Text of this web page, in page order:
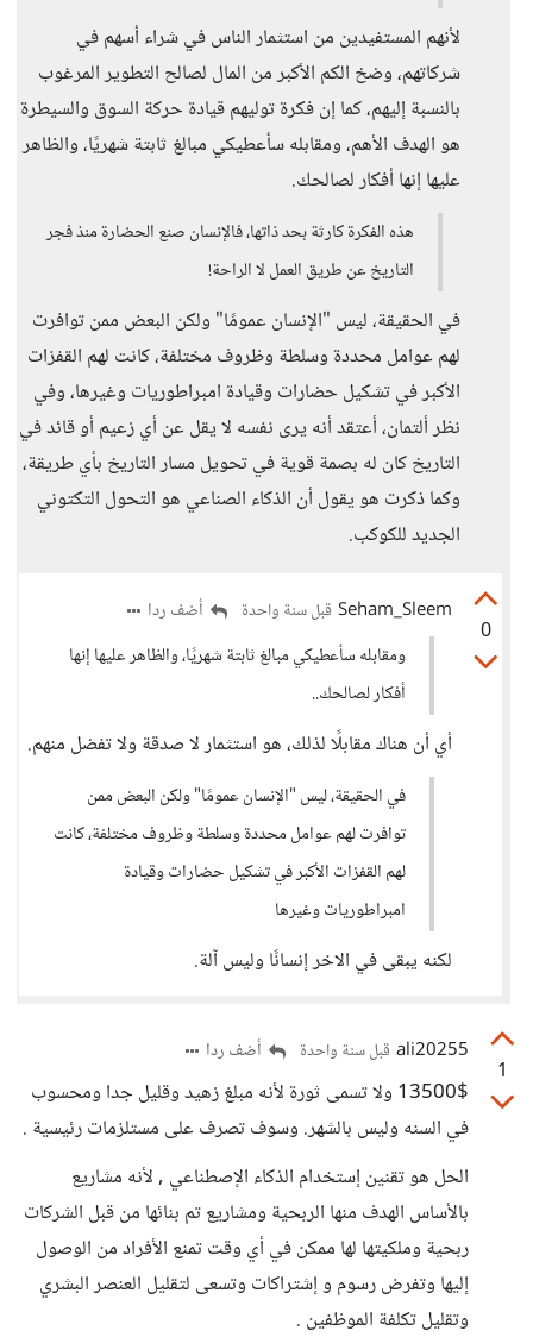
لأنهم المستفيدين من استثمار الناس في شراء أسهم في
شركاتهم، وضخ الكم الأكبر من المال لصالح التطوير المرغوب
بالنسبة إليهم، كما إن فكرة توليهم قيادة حركة السوق والسيطرة
هو الهدف الأهم، ومقابله سأعطيكي مبالغ ثابتة شهريًا، والظاهر
عليها إنها أفكار لصالحك.
هذه الفكرة كارثة بحد ذاتها، فالإنسان صنع الحضارة منذ فجر
التاريخ عن طريق العمل لا الراحة!
في الحقيقة، ليس "الإنسان عمومًا" ولكن البعض ممن توافرت
لهم عوامل محددة وسلطة وظروف مختلفة، كانت لهم القفزات
الأكبر في تشكيل حضارات وقيادة امبراطوريات وغيرها، وفي
نظر ألتمان، أعتقد أنه يرى نفسه لا يقل عن أي زعيم أو قائد في
التاريخ كان له بصمة قوية في تحويل مسار التاريخ بأي طريقة،
وكما ذكرت هو يقول أن الذكاء الصناعي هو التحول التكتوني
الجديد للكوكب.
0
Seham_Sleem قبل سنة واحدة
أضف ردا
ومقابله سأعطيكي مبالغ ثابتة شهريًا، والظاهر عليها إنها
أفكار لصالحك..
أي أن هناك مقابلًا لذلك، هو استثمار لا صدقة ولا تفضل منهم.
في الحقيقة، ليس "الإنسان عمومًا" ولكن البعض ممن
توافرت لهم عوامل محددة وسلطة وظروف مختلفة، كانت
لهم القفزات الأكبر في تشكيل حضارات وقيادة
امبراطوريات وغيرها
لكنه يبقى في الاخر إنسانًا وليس آلة.
1
ali20255 قبل سنة واحدة أضف ردا
13500$ ولا تسمى ثورة لأنه مبلغ زهيد وقليل جدا ومحسوب
في السنه وليس بالشهر. وسوف تصرف على مستلزمات رئيسية .
الحل هو تقنين إستخدام الذكاء الإصطناعي , لأنه مشاريع
بالأساس الهدف منها الربحية ومشاريع تم بنائها من قبل الشركات
ربحية وملكيتها لها ممكن في أي وقت تمنع الأفراد من الوصول
إليها وتفرض رسوم و إشتراكات وتسعى لتقليل العنصر البشري
وتقليل تكلفة الموظفين .